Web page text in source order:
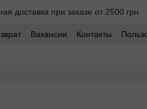
доставка при заказе от 2500 грн
Вакансии Контакты